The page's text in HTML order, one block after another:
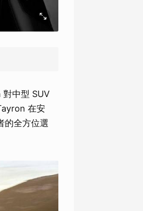
中型 SUV
在安
的全方位選